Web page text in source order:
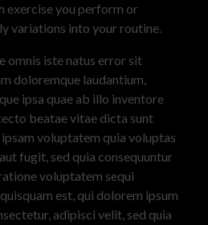
exercise you perform or
variations into your routine.
omnis iste natus error sit
doloremque laudantium,
ipsa quae ab illo inventore
beatae vitae dicta sunt
voluptatem quia voluptas
fugit, sed quia consequuntur
voluptatem sequi
est, qui dolorem ipsum
adipisci velit, sed quia